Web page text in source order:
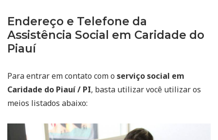
Endereço e Telefone da
Assistência Social em Caridade do
Piauí
Para entrar em contato com o serviço social em
Caridade do Piauí / PI, basta utilizar você utilizar os
meios listados abaixo: